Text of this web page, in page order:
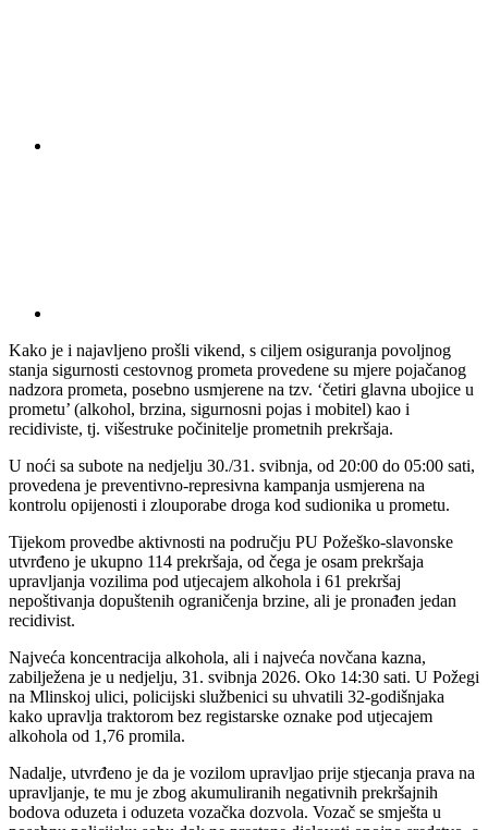
Kako je i najavljeno prošli vikend, s ciljem osiguranja povoljnog
stanja sigurnosti cestovnog prometa provedene su mjere pojačanog
nadzora prometa, posebno usmjerene na tzv. ‘četiri glavna ubojice u
prometu’ (alkohol, brzina, sigurnosni pojas i mobitel) kao i
recidiviste, tj. višestruke počinitelje prometnih prekršaja.
U noći sa subote na nedjelju 30./31. svibnja, od 20:00 do 05:00 sati,
provedena je preventivno-represivna kampanja usmjerena na
kontrolu opijenosti i zlouporabe droga kod sudionika u prometu.
Tijekom provedbe aktivnosti na području PU Požeško-slavonske
utvrđeno je ukupno 114 prekršaja, od čega je osam prekršaja
upravljanja vozilima pod utjecajem alkohola i 61 prekršaj
nepoštivanja dopuštenih ograničenja brzine, ali je pronađen jedan
recidivist.
Najveća koncentracija alkohola, ali i najveća novčana kazna,
zabilježena je u nedjelju, 31. svibnja 2026. Oko 14:30 sati. U Požegi
na Mlinskoj ulici, policijski službenici su uhvatili 32-godišnjaka
kako upravlja traktorom bez registarske oznake pod utjecajem
alkohola od 1,76 promila.
Nadalje, utvrđeno je da je vozilom upravljao prije stjecanja prava na
upravljanje, te mu je zbog akumuliranih negativnih prekršajnih
bodova oduzeta i oduzeta vozačka dozvola. Vozač se smješta u